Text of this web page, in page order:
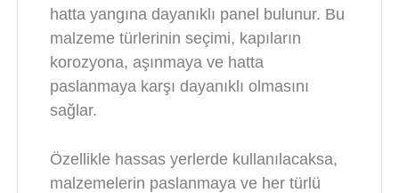
hatta yangına dayanıklı panel bulunur. Bu
malzeme türlerinin seçimi, kapıların
korozyona, aşınmaya ve hatta
paslanmaya karşı dayanıklı olmasını
sağlar.
Özellikle hassas yerlerde kullanılacaksa,
malzemelerin paslanmaya ve her türlü